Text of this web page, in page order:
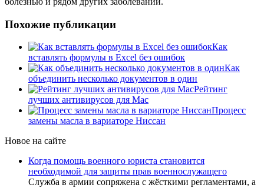
Похожие публикации
Как
вставлять формулы в Excel без ошибок
Как
объединить несколько документов в один
Рейтинг
лучших антивирусов для Mac
Процесс
замены масла в вариаторе Ниссан
Новое на сайте
Когда помощь военного юриста становится
необходимой для защиты прав военнослужащего
Служба в армии сопряжена с жёсткими регламентами, а